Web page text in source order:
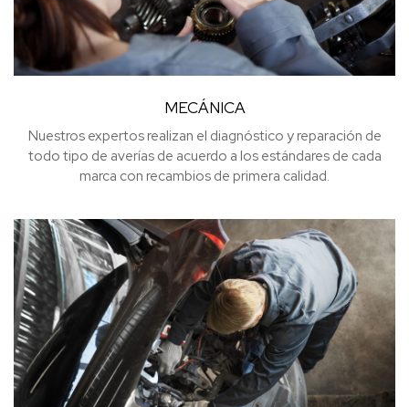
MECÁNICA
Nuestros expertos realizan el diagnóstico y reparación de
todo tipo de averías de acuerdo a los estándares de cada
marca con recambios de primera calidad.